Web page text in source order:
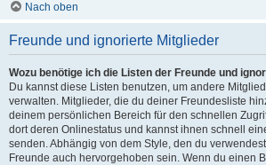
Nach oben
Freunde und ignorierte Mitglieder
Wozu benötige ich die Listen der Freunde und
Du kannst diese Listen benutzen, um andere
verwalten. Mitglieder, die du deiner Freundesliste
deinem persönlichen Bereich für den schnellen
dort deren Onlinestatus und kannst ihnen schnell
senden. Abhängig von dem Style, den du
Freunde auch hervorgehoben sein. Wenn du einen